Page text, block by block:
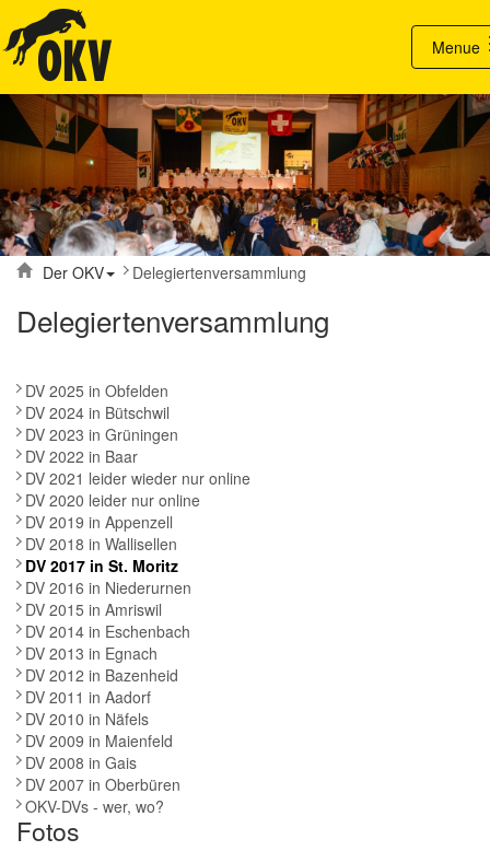
Menue
Der OKV Delegiertenversammlung
Delegiertenversammlung
DV 2025 in Obfelden
DV 2024 in Bütschwil
DV 2023 in Grüningen
DV 2022 in Baar
DV 2021 leider wieder nur online
DV 2020 leider nur online
DV 2019 in Appenzell
DV 2018 in Wallisellen
DV 2017 in St. Moritz
DV 2016 in Niederurnen
DV 2015 in Amriswil
DV 2014 in Eschenbach
DV 2013 in Egnach
DV 2012 in Bazenheid
DV 2011 in Aadorf
DV 2010 in Näfels
DV 2009 in Maienfeld
DV 2008 in Gais
DV 2007 in Oberbüren
OKV-DVs - wer, wo?
Fotos